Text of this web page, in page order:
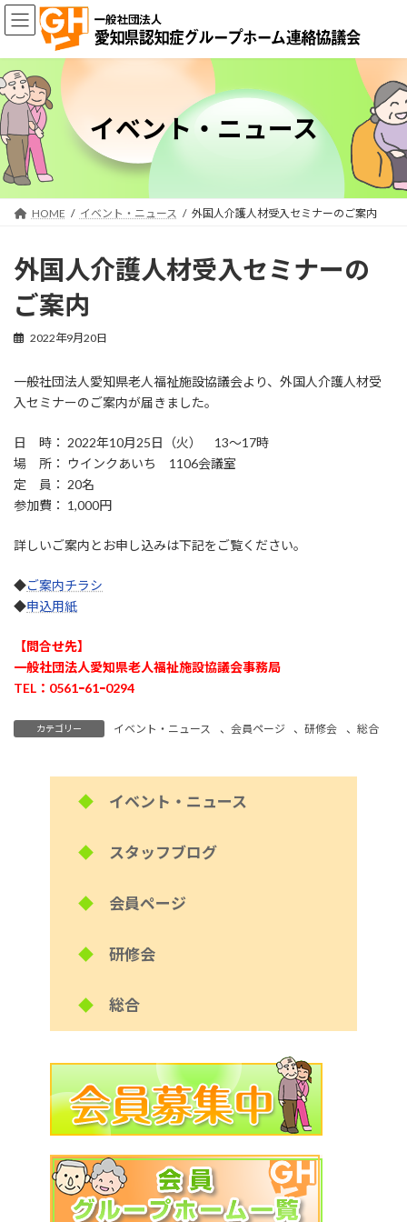
コ
ン
ン
ツ
へ
ス
キ
ッ
プ
ナ
ビ
ー
シ
ョ
ン
に
移
動
イベント・ニュース
HOME イベント・ニュース 外国人介護人材受入セミナーのご案内
外国人介護人材受入セミナーの
ご案内
2022年9月20日
一般社団法人愛知県老人福祉施設協議会より、外国人介護人材受
入セミナーのご案内が届きました。
日 時： 2022年10月25日（火） 13～17時
場 所： ウインクあいち 1106会議室
定 員： 20名
参加費： 1,000円
詳しいご案内とお申し込みは下記をご覧ください。
◆ご案内チラシ
◆申込用紙
【問合せ先】
一般社団法人愛知県老人福祉施設協議会事務局
TEL：0561ｰ61ｰ0294
カテゴリー イベント・ニュース 、 会員ページ 、研修会 、 総合
◆ イベント・ニュース
◆ スタッフブログ
◆ 会員ページ
◆ 研修会
◆ 総合